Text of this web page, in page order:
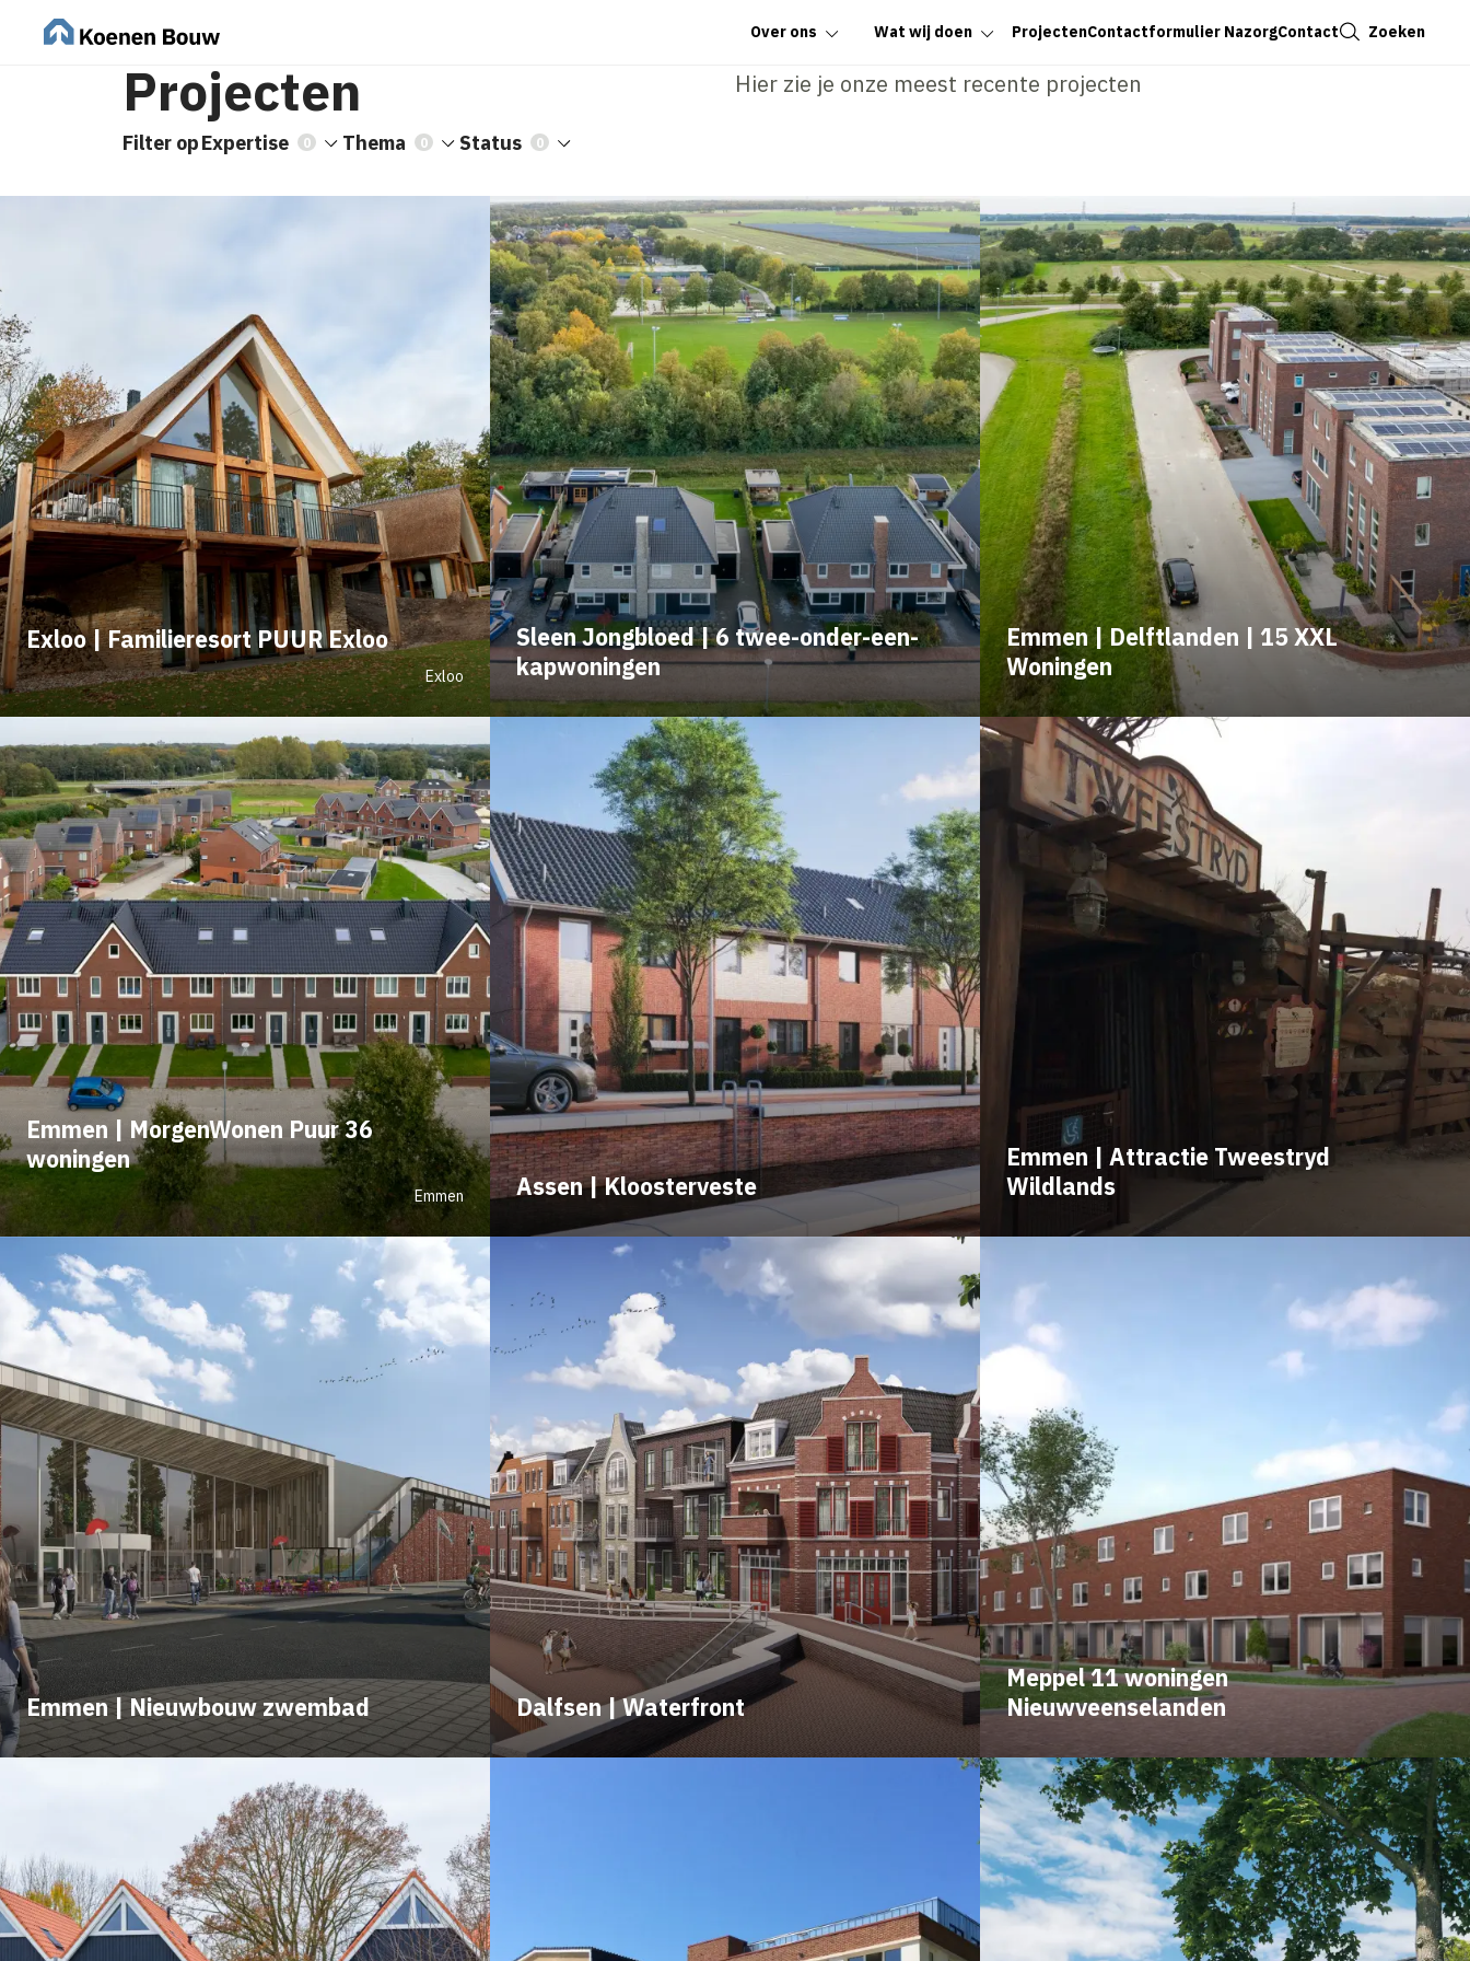
Over ons Wat wij doen ProjectenContactformulier NazorgContact Zoeken
Projecten Hier zie je onze meest recente projecten
Filter opExpertise 0 Thema 0 Status 0
Exloo | Familieresort PUUR Exloo
Exloo
Sleen Jongbloed | 6 twee-onder-een-
kapwoningen
Emmen | Delftlanden | 15 XXL
Woningen
Emmen | MorgenWonen Puur 36
woningen
Emmen Assen | Kloosterveste
Emmen | Attractie Tweestryd
Wildlands
Emmen | Nieuwbouw zwembad Dalfsen | Waterfront
Meppel 11 woningen
Nieuwveenselanden
Sluiten